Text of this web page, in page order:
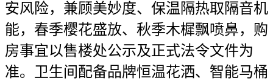
安风险，兼顾美妙度、保温隔热取隔音机
能，春季樱花盛放、秋季木樨飘喷鼻，购
房事宜以售楼处公示及正式法令文件为
准。卫生间配备品牌恒温花洒、智能马桶